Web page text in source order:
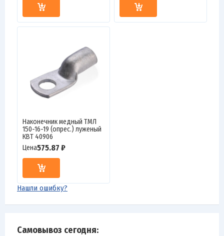
Самовывоз сегодня:
Наконечник медный ТМЛ
150-16-19 (опрес.) луженый
КВТ 40906
Цена575.87 ₽
Нашли ошибку?